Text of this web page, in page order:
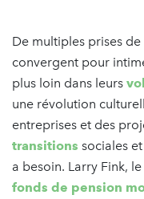
De multiples prises
convergent pour
plus loin dans leurs
une révolution
entreprises et des
transitions sociales
a besoin. Larry Fink, le
fonds de pension